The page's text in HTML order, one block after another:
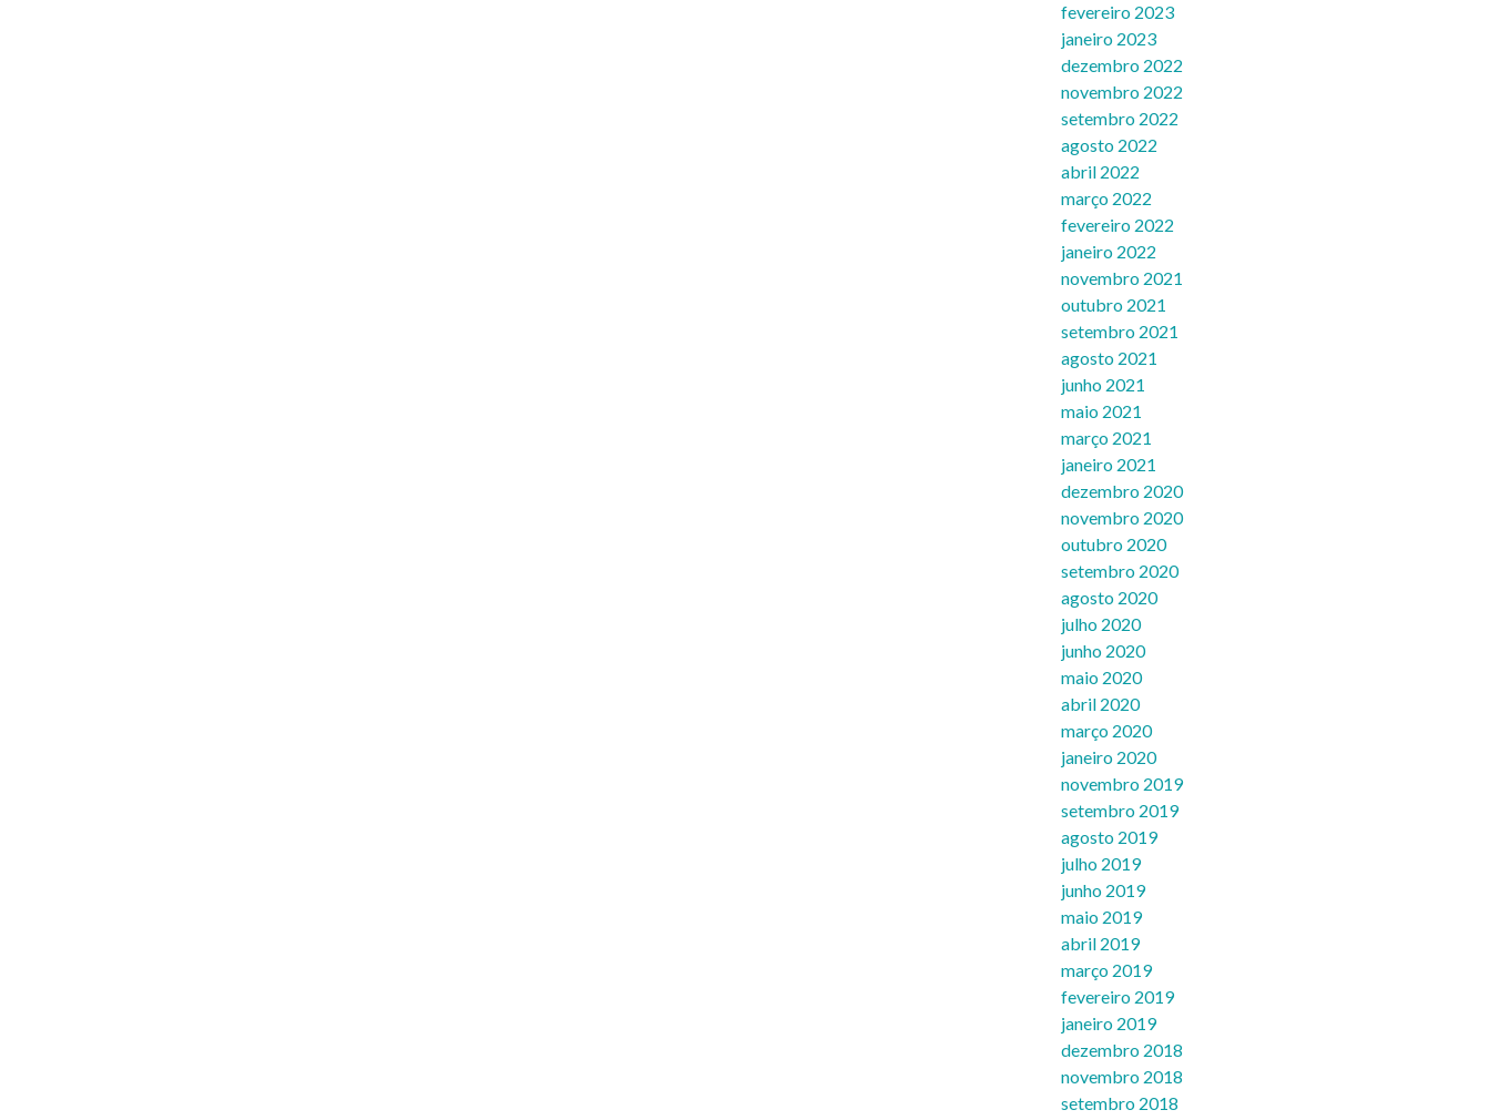
fevereiro 2023
janeiro 2023
dezembro 2022
novembro 2022
setembro 2022
agosto 2022
abril 2022
março 2022
fevereiro 2022
janeiro 2022
novembro 2021
outubro 2021
setembro 2021
agosto 2021
junho 2021
maio 2021
março 2021
janeiro 2021
dezembro 2020
novembro 2020
outubro 2020
setembro 2020
agosto 2020
julho 2020
junho 2020
maio 2020
abril 2020
março 2020
janeiro 2020
novembro 2019
setembro 2019
agosto 2019
julho 2019
junho 2019
maio 2019
abril 2019
março 2019
fevereiro 2019
janeiro 2019
dezembro 2018
novembro 2018
setembro 2018